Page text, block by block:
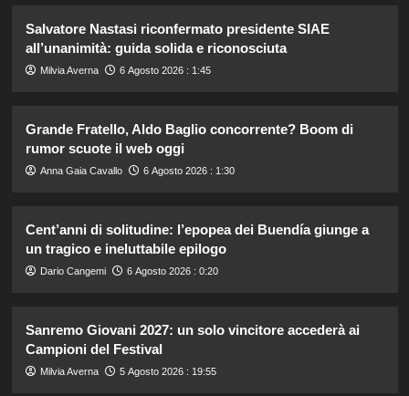
4
Carlo nell’annuncio della nascita di
Eugenia?
5
verità sul legame con Lory dopo
Giovanni in Temptation Island.
1
Temptation Island: Diretta della
nona puntata, tutte le emozioni e i
colpi di scena!
2
Chiara Ferragni e Josè Hernandez:
la prima estate insieme tra amore e
rinascita
Salvatore Nastasi riconfermato presidente SIAE
all’unanimità: guida solida e riconosciuta
Milvia Averna 6 Agosto 2026 : 1:45
Grande Fratello, Aldo Baglio concorrente? Boom di
rumor scuote il web oggi
Anna Gaia Cavallo 6 Agosto 2026 : 1:30
Cent’anni di solitudine: l’epopea dei Buendía giunge a
un tragico e ineluttabile epilogo
Dario Cangemi 6 Agosto 2026 : 0:20
Sanremo Giovani 2027: un solo vincitore accederà ai
Campioni del Festival
Milvia Averna 5 Agosto 2026 : 19:55